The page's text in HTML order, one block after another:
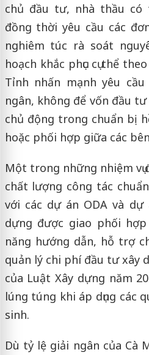
chủ đầu tư, nhà thầu
đồng thời yêu cầu các
nghiêm túc rà soát
hoạch khắc phục cụ thể
Tỉnh nhấn mạnh yêu
ngân, không để vốn đầu
chủ động trong chuẩn bị
hoặc phối hợp giữa các
Một trong những nhiệm vụ
chất lượng công tác
với các dự án ODA và dự
dựng được giao phối
năng hướng dẫn, hỗ trợ
quản lý chi phí đầu tư xây
của Luật Xây dựng năm
lúng túng khi áp dụng các
sinh.
Dù tỷ lệ giải ngân của Cà